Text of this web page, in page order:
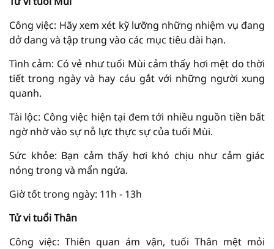
Công việc: Hãy xem xét kỹ lưỡng những nhiệm vụ đang
dở dang và tập trung vào các mục tiêu dài hạn.
Tình cảm: Có vẻ như tuổi Mùi cảm thấy hơi mệt do thời
tiết trong ngày và hay cáu gắt với những người xung
quanh.
Tài lộc: Công việc hiện tại đem tới nhiều nguồn tiền bất
ngờ nhờ vào sự nỗ lực thực sự của tuổi Mùi.
Sức khỏe: Bạn cảm thấy hơi khó chịu như cảm giác
nóng trong và mẩn ngứa.
Giờ tốt trong ngày: 11h - 13h
Tử vi tuổi Thân
Công việc: Thiên quan ám vận, tuổi Thân mệt mỏi